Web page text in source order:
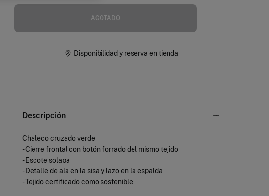
AGOTADO
Disponibilidad y reserva en tienda
Descripción
Chaleco cruzado verde
- Cierre frontal con botón forrado del mismo tejido
- Escote solapa
- Detalle de ala en la sisa y lazo en la espalda
- Tejido certificado como sostenible